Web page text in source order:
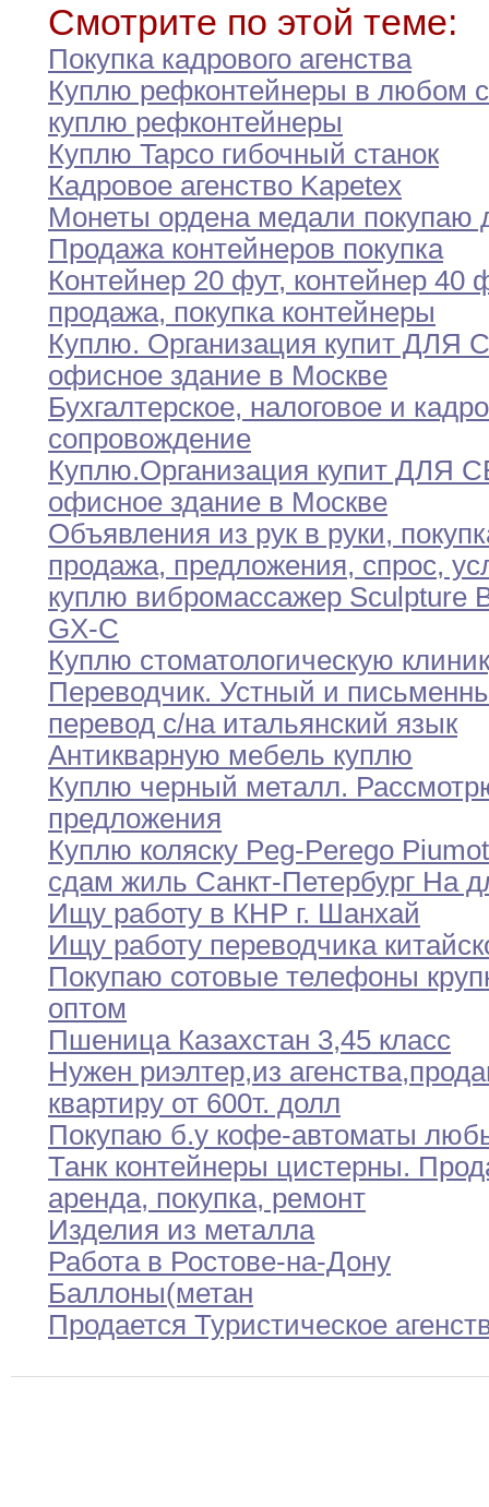
Смотрите по этой теме:
Покупка кадрового агенства
Куплю рефконтейнеры в любом
куплю рефконтейнеры
Куплю Tapco гибочный станок
Кадровое агенство Kapetex
Монеты ордена медали покупаю
Продажа контейнеров покупка
Контейнер 20 фут, контейнер 40
продажа, покупка контейнеры
Куплю. Организация купит ДЛЯ
офисное здание в Москве
Бухгалтерское, налоговое и
сопровождение
Куплю.Организация купит ДЛЯ
офисное здание в Москве
Объявления из рук в руки,
продажа, предложения, спрос,
куплю вибромассажер Sculpture
GX-C
Куплю стоматологическую
Переводчик. Устный и
перевод с/на итальянский язык
Антикварную мебель куплю
Куплю черный металл.
предложения
Куплю коляску Peg-Perego
сдам жиль Санкт-Петербург На
Ищу работу в КНР г. Шанхай
Ищу работу переводчика
Покупаю сотовые телефоны
оптом
Пшеница Казахстан 3,45 класс
Нужен риэлтер,из агенства,
квартиру от 600т. долл
Покупаю б.у кофе-автоматы
Танк контейнеры цистерны.
аренда, покупка, ремонт
Изделия из металла
Работа в Ростове-на-Дону
Баллоны(метан
Продается Туристическое